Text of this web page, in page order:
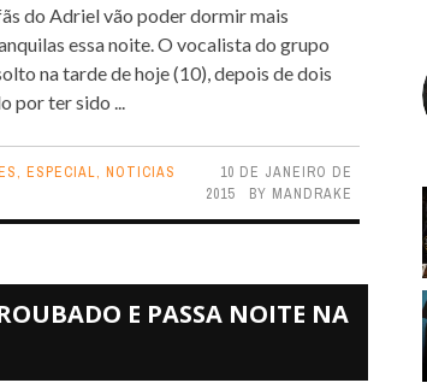
essa noite. O vocalista do grupo
na tarde de hoje (10), depois de dois
por ter sido ...
, ESPECIAL, NOTICIAS
10 DE JANEIRO DE
2015
BY MANDRAKE
E PASSA NOITE NA